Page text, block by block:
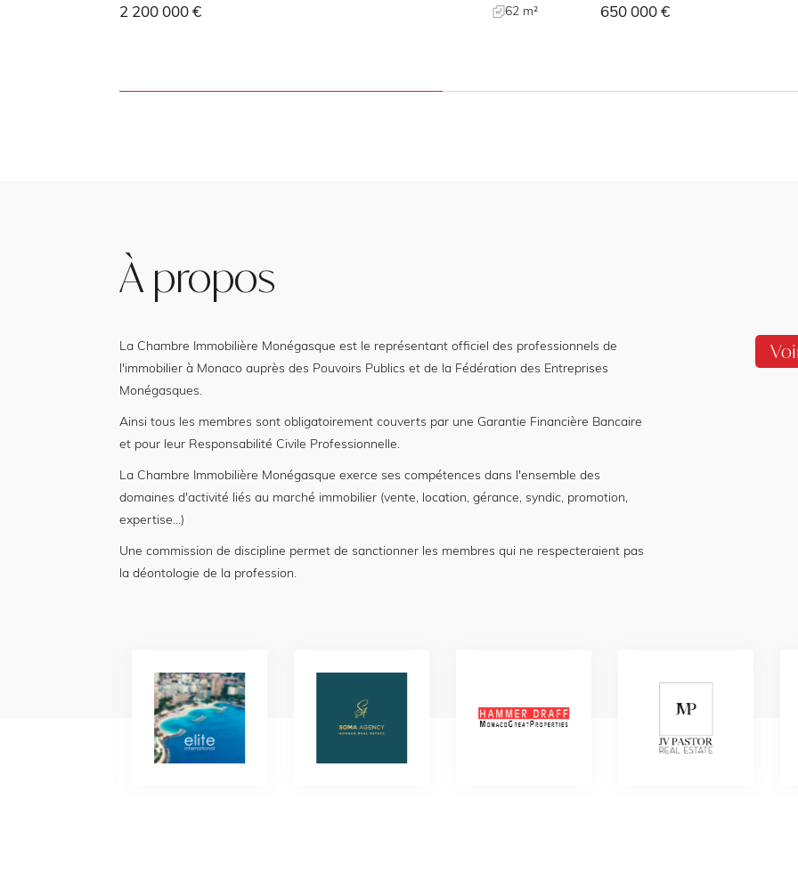
650 000 € 36 m² 490 000 €
À propos
La Chambre Immobilière Monégasque est le représentant officiel des professionnels de
l'immobilier à Monaco auprès des Pouvoirs Publics et de la Fédération des Entreprises
Monégasques.
Ainsi tous les membres sont obligatoirement couverts par une Garantie Financière Bancaire
et pour leur Responsabilité Civile Professionnelle.
La Chambre Immobilière Monégasque exerce ses compétences dans l'ensemble des
domaines d'activité liés au marché immobilier (vente, location, gérance, syndic, promotion,
expertise...)
Une commission de discipline permet de sanctionner les membres qui ne respecteraient pas
la déontologie de la profession.